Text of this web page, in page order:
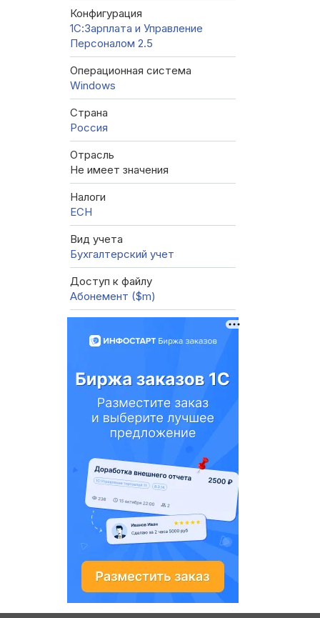
Конфигурация
1С:Зарплата и Управление
Персоналом 2.5
Операционная система
Windows
Страна
Россия
Отрасль
Не имеет значения
Налоги
ЕСН
Вид учета
Бухгалтерский учет
Доступ к файлу
Абонемент ($m)